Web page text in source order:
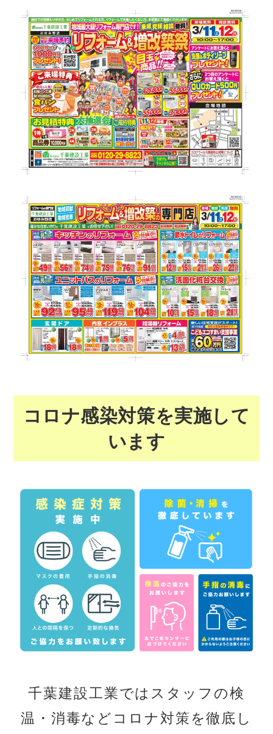
コロナ感染対策を実施して
います
千葉建設工業ではスタッフの検
温・消毒など コロナ対策を徹底し